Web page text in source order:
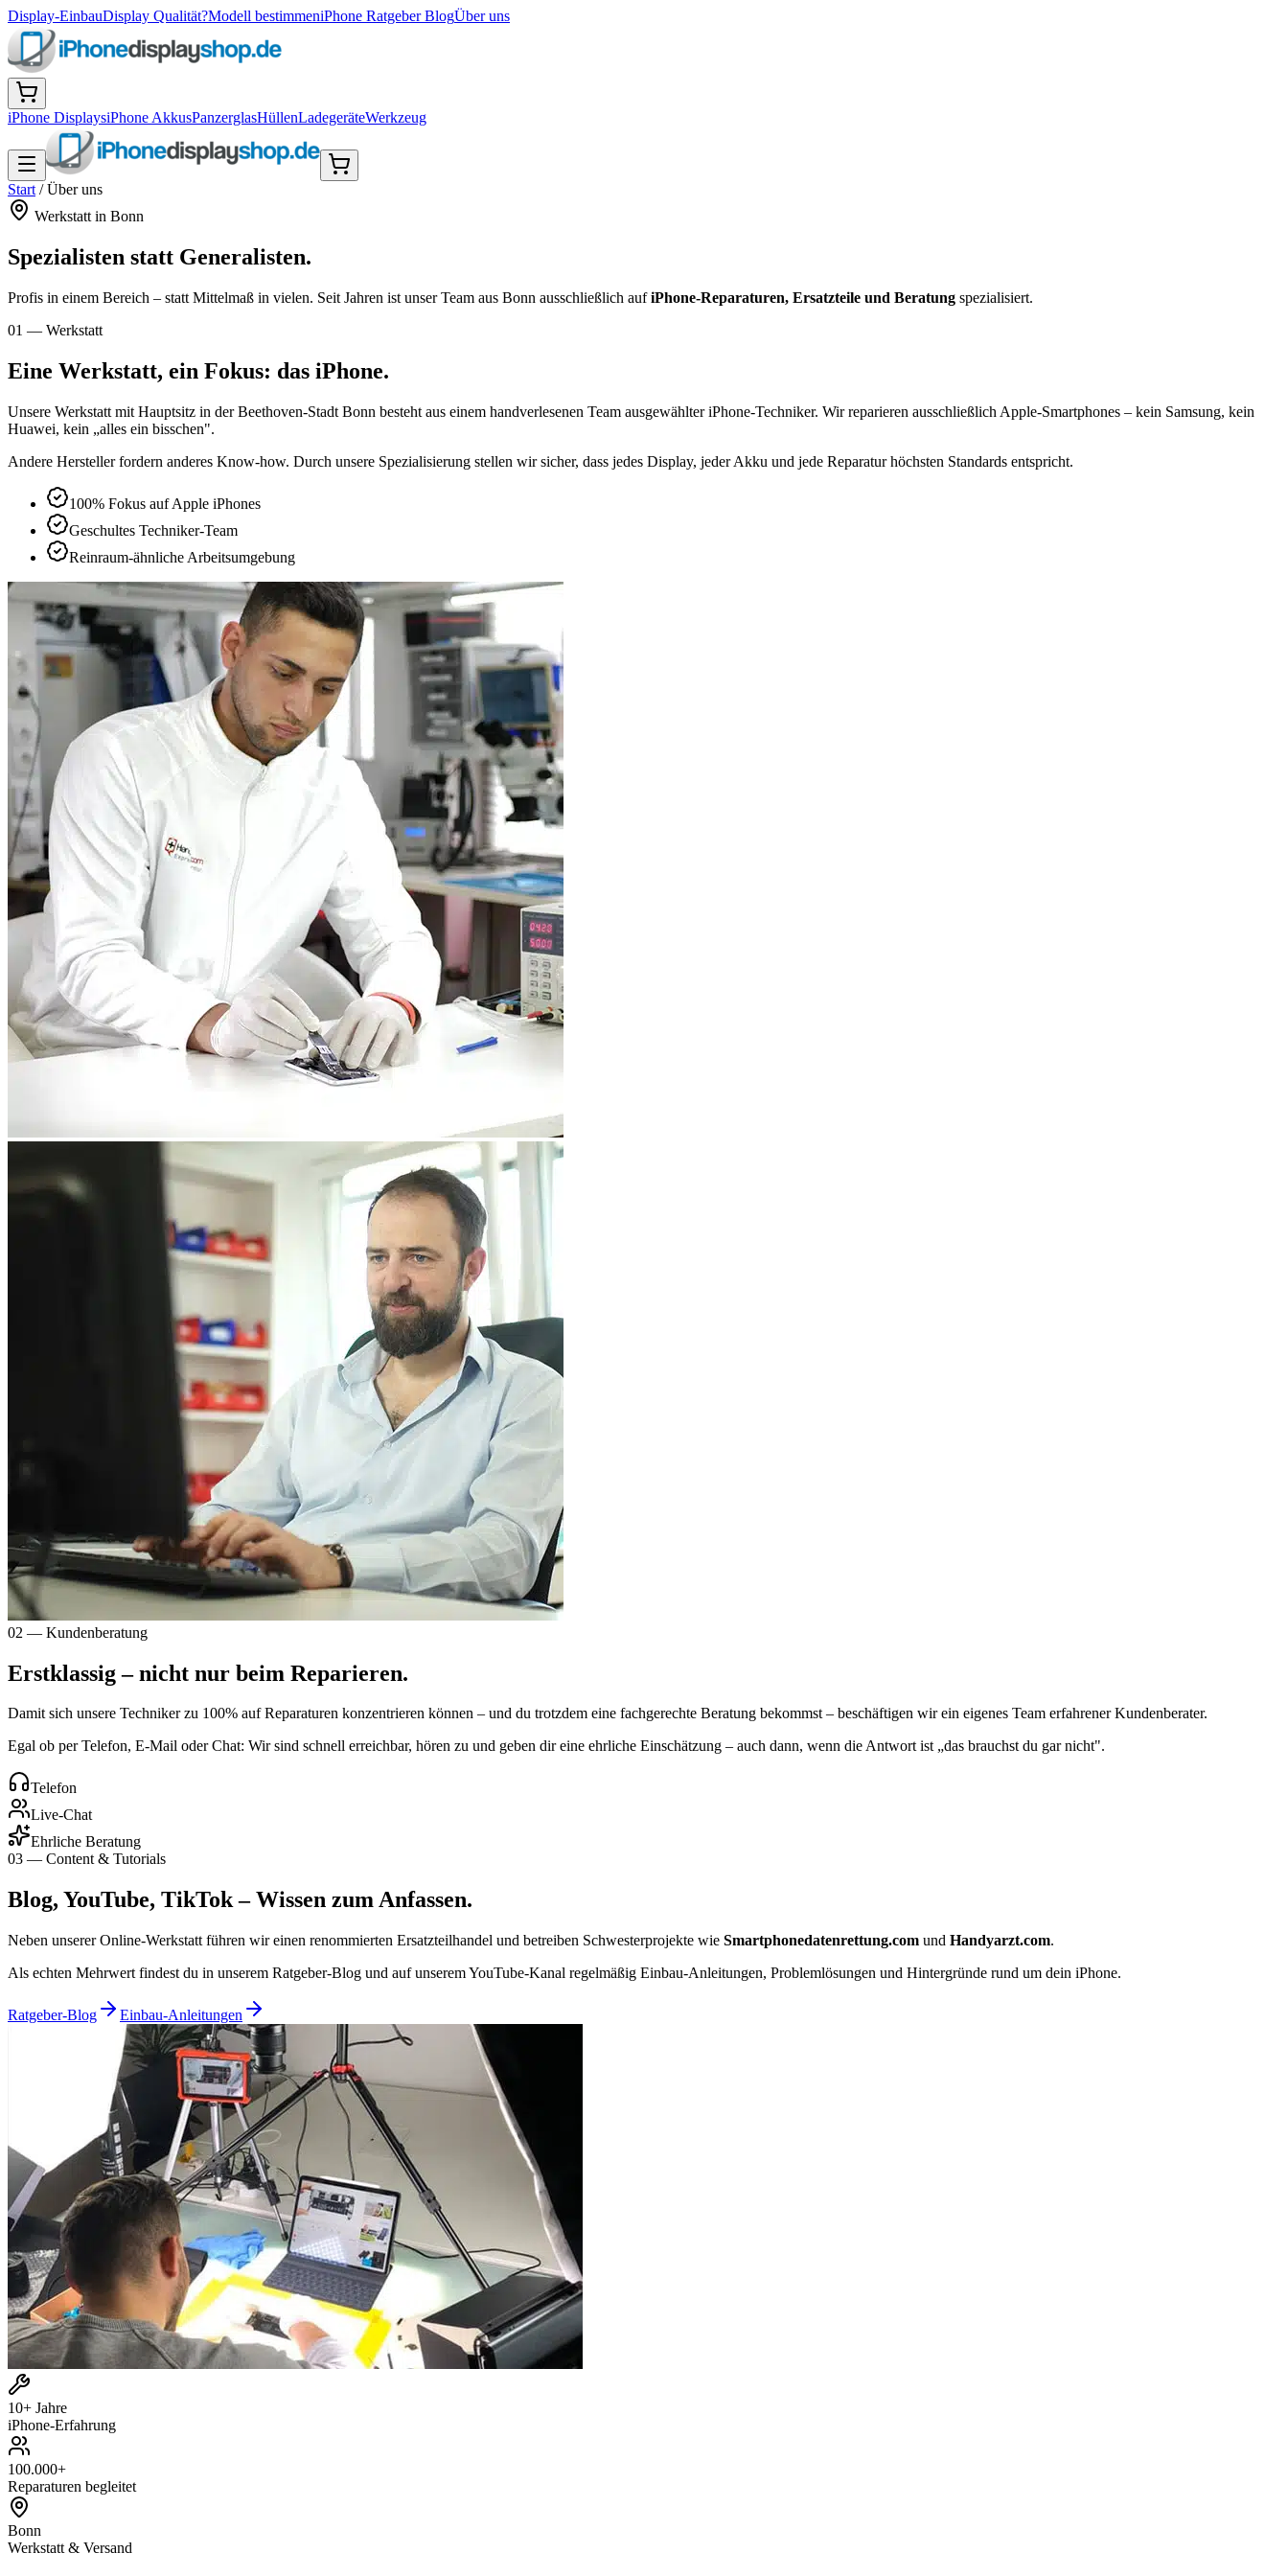
Display-EinbauDisplay Qualität?Modell bestimmeniPhone Ratgeber BlogÜber uns
iPhone DisplaysiPhone AkkusPanzerglasHüllenLadegeräteWerkzeug
Start /Über uns
Werkstatt in Bonn
Spezialisten statt Generalisten.
Profis in einem Bereich – statt Mittelmaß in vielen. Seit Jahren ist unser Team aus Bonn ausschließlich aufiPhone-Reparaturen, Ersatzteile und Beratung spezialisiert.
01 — Werkstatt
Eine Werkstatt, ein Fokus: das iPhone.
Unsere Werkstatt mit Hauptsitz in der Beethoven-Stadt Bonn besteht aus einem handverlesenen Team ausgewählter iPhone-Techniker. Wir reparieren ausschließlich Apple-Smartphones – kein Samsung, kein
Huawei, kein „alles ein bisschen".
Andere Hersteller fordern anderes Know-how. Durch unsere Spezialisierung stellen wir sicher, dass jedes Display, jeder Akku und jede Reparatur höchsten Standards entspricht.
100% Fokus auf Apple iPhones
Geschultes Techniker-Team
Reinraum-ähnliche Arbeitsumgebung
02 — Kundenberatung
Erstklassig – nicht nur beim Reparieren.
Damit sich unsere Techniker zu 100% auf Reparaturen konzentrieren können – und du trotzdem eine fachgerechte Beratung bekommst – beschäftigen wir ein eigenes Team erfahrener Kundenberater.
Egal ob per Telefon, E-Mail oder Chat: Wir sind schnell erreichbar, hören zu und geben dir eine ehrliche Einschätzung – auch dann, wenn die Antwort ist „das brauchst du gar nicht".
Telefon
Live-Chat
Ehrliche Beratung
03 — Content & Tutorials
Blog, YouTube, TikTok – Wissen zum Anfassen.
Neben unserer Online-Werkstatt führen wir einen renommierten Ersatzteilhandel und betreiben Schwesterprojekte wie Smartphonedatenrettung.com und Handyarzt.com.
Als echten Mehrwert findest du in unserem Ratgeber-Blog und auf unserem YouTube-Kanal regelmäßig Einbau-Anleitungen, Problemlösungen und Hintergründe rund um dein iPhone.
Ratgeber-Blog Einbau-Anleitungen
10+ Jahre
iPhone-Erfahrung
100.000+
Reparaturen begleitet
Bonn
Werkstatt & Versand